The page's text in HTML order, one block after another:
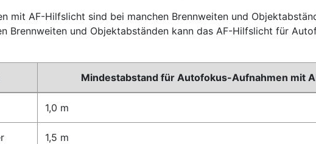
mit AF-Hilfslicht sind bei manchen Brennweiten und
Brennweiten und Objektabständen kann das AF-Hilfslicht für
Mindestabstand für Autofokus-Aufnahmen mit
1,0 m
1,5 m